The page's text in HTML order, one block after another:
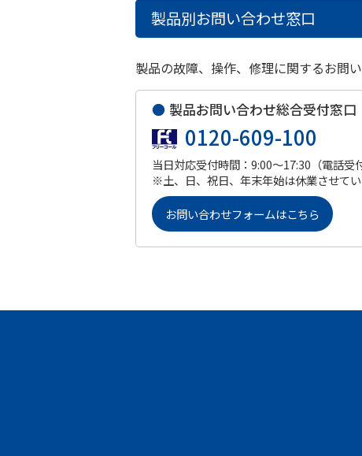
製品別お問い合わせ窓口
製品の故障、操作、修理に関するお問
● 製品お問い合わせ総合受付窓口
0120-609-100
当日対応受付時間：9:00～17:30（電話受
※土、日、祝日、年末年始は休業させてい
お問い合わせフォームはこちら